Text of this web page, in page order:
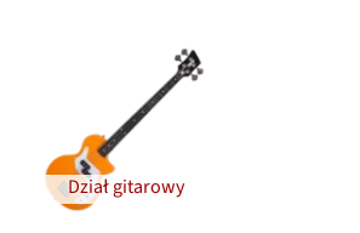
Dział gitarowy